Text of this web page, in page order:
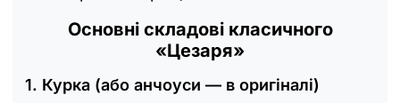
Основні складові класичного
«Цезаря»
1. Курка (або анчоуси — в оригіналі)